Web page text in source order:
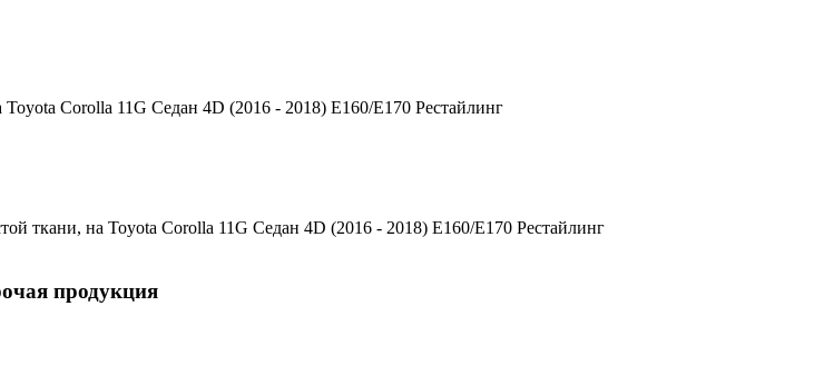
Corolla 11G Седан 4D (2016 - 2018) E160/E170 Рестайлинг
ткани, на Toyota Corolla 11G Седан 4D (2016 - 2018) E160/E170 Рестайлинг
продукция